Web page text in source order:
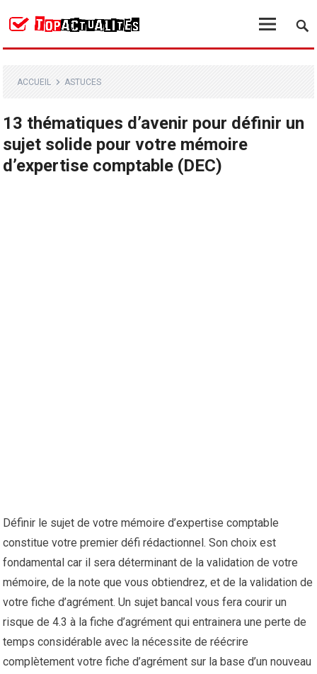
ACCUEIL ASTUCES
13 thématiques d’avenir pour définir un
sujet solide pour votre mémoire
d’expertise comptable (DEC)
Définir le sujet de votre mémoire d’expertise comptable
constitue votre premier défi rédactionnel. Son choix est
fondamental car il sera déterminant de la validation de votre
mémoire, de la note que vous obtiendrez, et de la validation de
votre fiche d’agrément. Un sujet bancal vous fera courir un
risque de 4.3 à la fiche d’agrément qui entrainera une perte de
temps considérable avec la nécessite de réécrire
complètement votre fiche d’agrément sur la base d’un nouveau